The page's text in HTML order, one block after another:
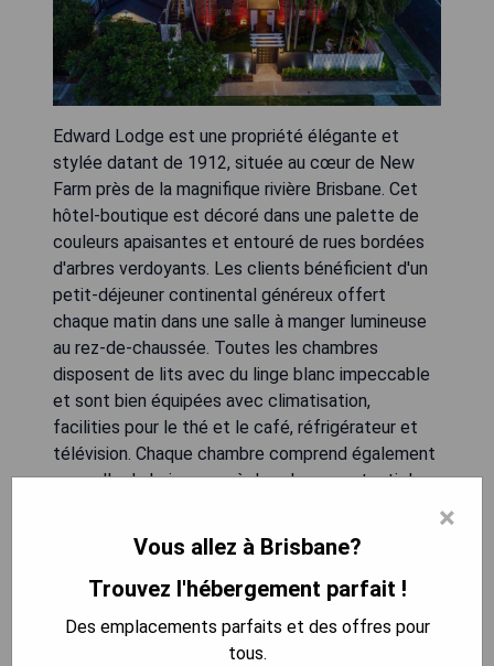
Edward Lodge est une propriété élégante et
stylée datant de 1912, située au cœur de New
Farm près de la magnifique rivière Brisbane. Cet
hôtel-boutique est décoré dans une palette de
couleurs apaisantes et entouré de rues bordées
d'arbres verdoyants. Les clients bénéficient d'un
petit-déjeuner continental généreux offert
chaque matin dans une salle à manger lumineuse
au rez-de-chaussée. Toutes les chambres
disposent de lits avec du linge blanc impeccable
et sont bien équipées avec climatisation,
facilities pour le thé et le café, réfrigérateur et
télévision. Chaque chambre comprend également
une salle de bain avec sèche-cheveux et articles
qu'une buanderie à pièces.
- Proximité des transports en commun (City Cat
×
Vous allez à Brisbane?
Trouvez l'hébergement parfait !
Des emplacements parfaits et des offres pour
tous.